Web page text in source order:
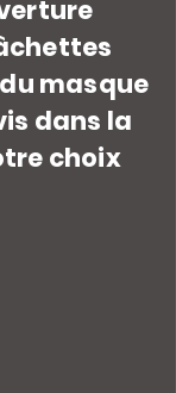
masque
dans la
choix